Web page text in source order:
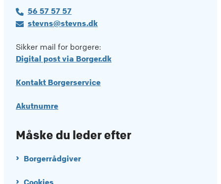
56 57 57 57
stevns@stevns.dk
Sikker mail for borgere:
Digital post via Borger.dk
Kontakt Borgerservice
Akutnumre
Måske du leder efter
Borgerrådgiver